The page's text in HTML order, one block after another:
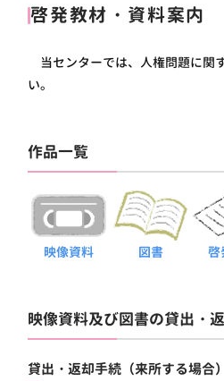
啓発教材・資料案内
当センターでは、人権問題に関
い。
作品一覧
映像資料 図書 啓
映像資料及び図書の貸出・
貸出・返却手続（来所する場合）